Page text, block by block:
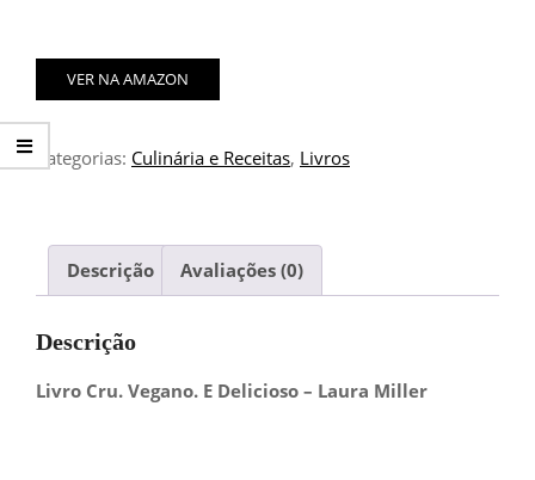
VER NA AMAZON
Categorias: Culinária e Receitas, Livros
Descrição Avaliações (0)
Descrição
Livro Cru. Vegano. E Delicioso – Laura Miller